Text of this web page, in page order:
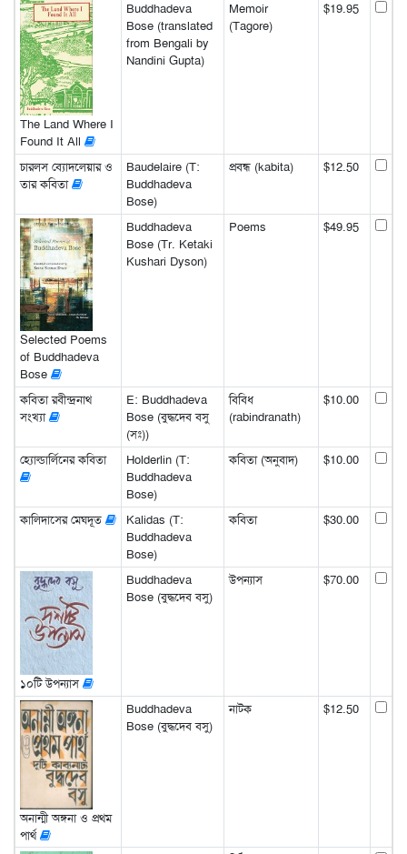
The Land Where I
Found It All
Buddhadeva
Bose (translated
from Bengali by
Nandini Gupta)
Memoir
(Tagore)
$19.95
চারলস ব্যোদলেয়ার ও
তার কবিতা
Baudelaire (T:
Buddhadeva
Bose)
প্রবন্ধ (kabita) $12.50
Selected Poems
of Buddhadeva
Bose
Buddhadeva
Bose (Tr. Ketaki
Kushari Dyson)
Poems $49.95
কবিতা রবীন্দ্রনাথ
সংখ্যা
E: Buddhadeva
Bose (বুদ্ধদেব বসু
(সঃ))
বিবিধ
(rabindranath)
$10.00
হ্যোল্ডার্লিনের কবিতা
Holderlin (T:
Buddhadeva
Bose)
কবিতা (অনুবাদ) $10.00
কালিদাসের মেঘদূত
Kalidas (T:
Buddhadeva
Bose)
কবিতা $30.00
১০টি উপন্যাস
Buddhadeva
Bose (বুদ্ধদেব বসু)
উপন্যাস $70.00
অনান্মী অঙ্গনা ও প্রথম
পার্থ
Buddhadeva
Bose (বুদ্ধদেব বসু)
নাটক $12.50